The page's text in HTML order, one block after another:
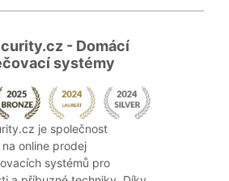
- Domácí
systémy
je společnost
online prodej
systémů pro